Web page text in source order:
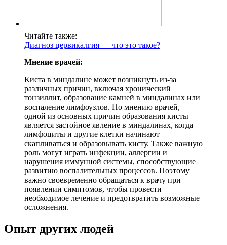
Читайте также:
Диагноз цервикалгия — что это такое?
Мнение врачей:
Киста в миндалине может возникнуть из-за
различных причин, включая хронический
тонзиллит, образование камней в миндалинах или
воспаление лимфоузлов. По мнению врачей,
одной из основных причин образования кисты
является застойное явление в миндалинах, когда
лимфоциты и другие клетки начинают
скапливаться и образовывать кисту. Также важную
роль могут играть инфекции, аллергии и
нарушения иммунной системы, способствующие
развитию воспалительных процессов. Поэтому
важно своевременно обращаться к врачу при
появлении симптомов, чтобы провести
необходимое лечение и предотвратить возможные
осложнения.
Опыт других людей